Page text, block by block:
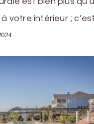
votre intérieur ;